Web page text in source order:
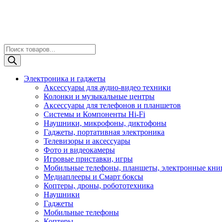
Поиск
товаров
Электроника и гаджеты
Аксессуары для аудио-видео техники
Колонки и музыкальные центры
Аксессуары для телефонов и планшетов
Системы и Компоненты Hi-Fi
Наушники, микрофоны, диктофоны
Гаджеты, портативная электроника
Телевизоры и аксессуары
Фото и видеокамеры
Игровые приставки, игры
Мобильные телефоны, планшеты, электронные
Медиаплееры и Смарт боксы
Коптеры, дроны, робототехника
Наушники
Гаджеты
Мобильные телефоны